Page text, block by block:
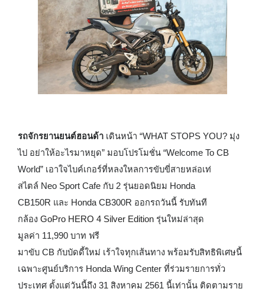
รถจักรยานยนต์ฮอนด้า เดินหน้า “WHAT STOPS YOU? มุ่ง
ไป อย่าให้อะไรมาหยุด” มอบโปรโมชั่น “Welcome To CB
World” เอาใจไบค์เกอร์ที่หลงใหลการขับขี่สายหล่อเท่
สไตล์ Neo Sport Cafe กับ 2 รุ่นยอดนิยม Honda
CB150R และ Honda CB300R ออกรถวันนี้ รับทันที
กล้อง GoPro HERO 4 Silver Edition รุ่นใหม่ล่าสุด
มูลค่า 11,990 บาท ฟรี
มาขับ CB กับบัดดี้ใหม่ เร้าใจทุกเส้นทาง พร้อมรับสิทธิพิเศษนี้
เฉพาะศูนย์บริการ Honda Wing Center ที่ร่วมรายการทั่ว
ประเทศ ตั้งแต่วันนี้ถึง 31 สิงหาคม 2561 นี้เท่านั้น ติดตามราย